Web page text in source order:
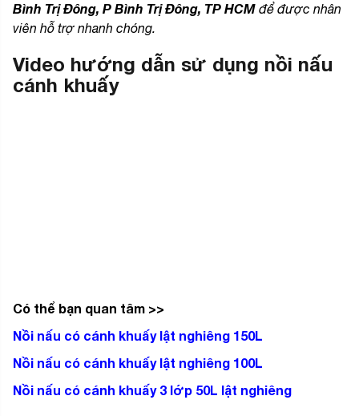
Bình Trị Đông, P Bình Trị Đông, TP HCM để được nhân
viên hỗ trợ nhanh chóng.
Video hướng dẫn sử dụng nồi nấu
cánh khuấy
Có thể bạn quan tâm >>
Nồi nấu có cánh khuấy lật nghiêng 150L
Nồi nấu có cánh khuấy lật nghiêng 100L
Nồi nấu có cánh khuấy 3 lớp 50L lật nghiêng